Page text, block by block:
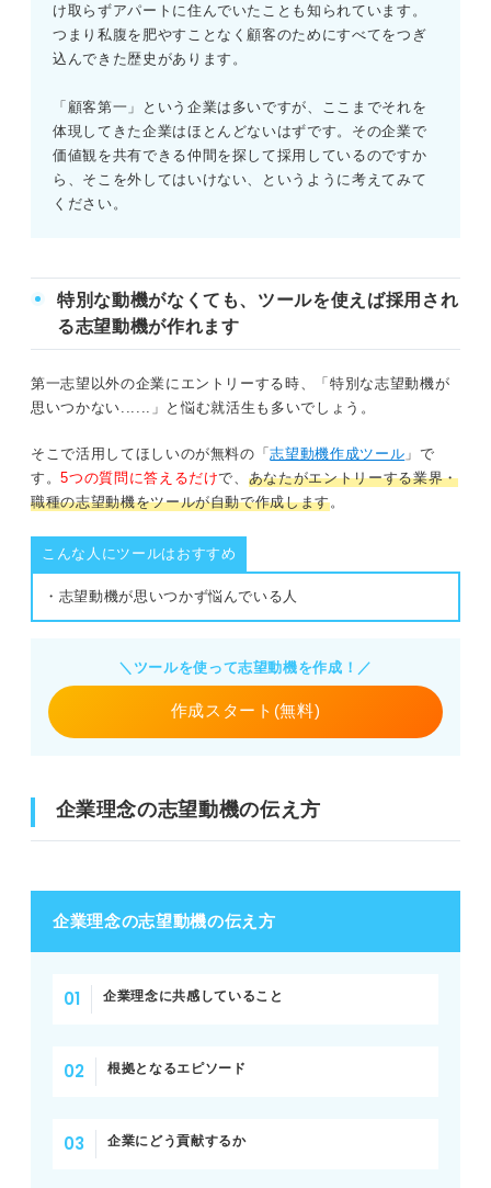
け取らずアパートに住んでいたことも知られています。
つまり私腹を肥やすことなく顧客のためにすべてをつぎ
込んできた歴史があります。
「顧客第一」という企業は多いですが、ここまでそれを
体現してきた企業はほとんどないはずです。その企業で
価値観を共有できる仲間を探して採用しているのですか
ら、そこを外してはいけない、というように考えてみて
ください。
特別な動機がなくても、ツールを使えば採用され
る志望動機が作れます
第一志望以外の企業にエントリーする時、「特別な志望動機が
思いつかない......」と悩む就活生も多いでしょう。
そこで活用してほしいのが無料の「志望動機作成ツール 」で
す。5つの質問に答えるだけで、 あなたがエントリーする業界・
職種の志望動機をツールが自動で作成します。
こんな人にツールはおすすめ
・志望動機が思いつかず悩んでいる人
＼ツールを使って志望動機を作成！／
作成スタート(無料)
企業理念の志望動機の伝え方
企業理念の志望動機の伝え方
企業理念に共感していること
根拠となるエピソード
企業にどう貢献するか